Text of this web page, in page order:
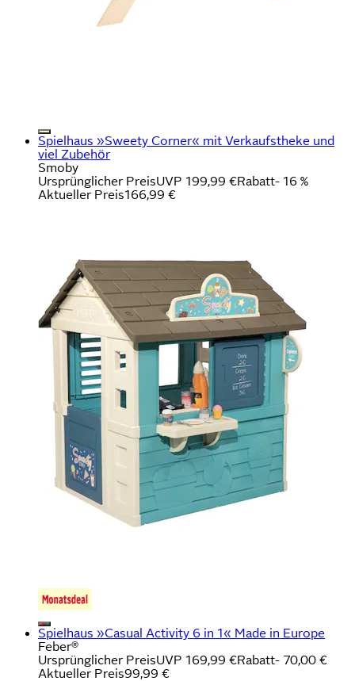
Spielhaus »Sweety Corner« mit Verkaufstheke und
viel Zubehör
Smoby
Ursprünglicher PreisUVP 199,99 €Rabatt- 16 %
Aktueller Preis166,99 €
Spielhaus »Casual Activity 6 in 1« Made in Europe
Feber®
Ursprünglicher PreisUVP 169,99 €Rabatt- 70,00 €
Aktueller Preis99,99 €